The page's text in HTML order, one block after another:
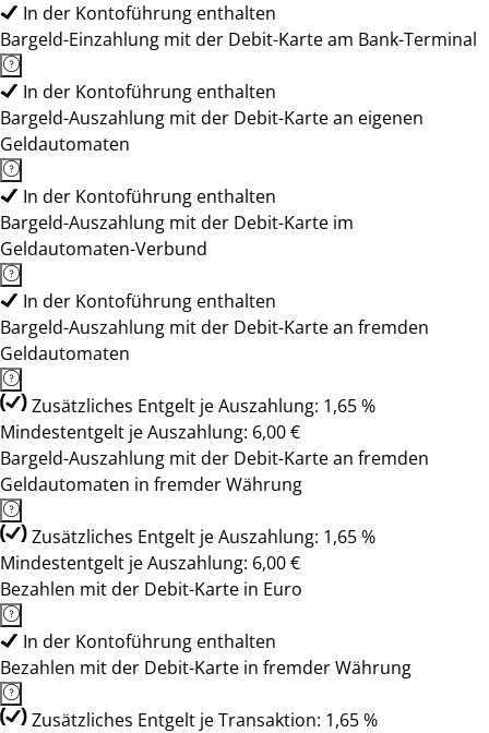
In der Kontoführung enthalten
Bargeld-Einzahlung mit der Debit-Karte am Bank-Terminal
In der Kontoführung enthalten
Bargeld-Auszahlung mit der Debit-Karte an eigenen
Geldautomaten
In der Kontoführung enthalten
Bargeld-Auszahlung mit der Debit-Karte im
Geldautomaten-Verbund
In der Kontoführung enthalten
Bargeld-Auszahlung mit der Debit-Karte an fremden
Geldautomaten
Zusätzliches Entgelt je Auszahlung: 1,65 %
Mindestentgelt je Auszahlung: 6,00 €
Bargeld-Auszahlung mit der Debit-Karte an fremden
Geldautomaten in fremder Währung
Zusätzliches Entgelt je Auszahlung: 1,65 %
Mindestentgelt je Auszahlung: 6,00 €
Bezahlen mit der Debit-Karte in Euro
In der Kontoführung enthalten
Bezahlen mit der Debit-Karte in fremder Währung
Zusätzliches Entgelt je Transaktion: 1,65 %